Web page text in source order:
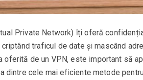
Private Network) îți oferă
traficul de date și mascând
oferită de un VPN, este important să
dintre cele mai eficiente metode